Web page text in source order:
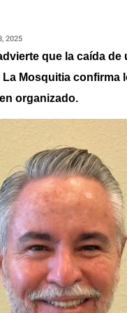
2025
que la caída
Mosquitia confirma
organizado.